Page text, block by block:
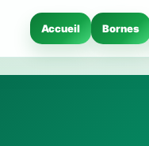
Accueil Bornes